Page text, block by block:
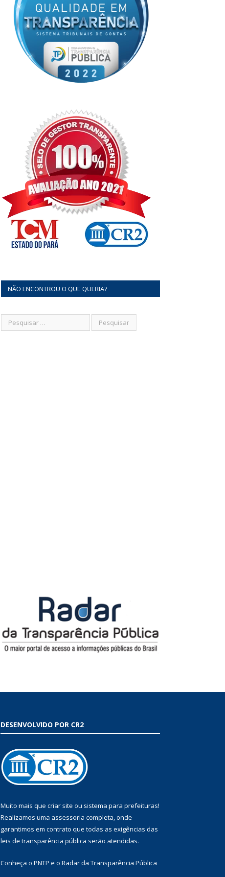
NÃO ENCONTROU O QUE QUERIA?
DESENVOLVIDO POR CR2
Muito mais que criar site ou sistema para prefeituras!
Realizamos uma assessoria completa, onde
garantimos em contrato que todas as exigências das
leis de transparência pública serão atendidas.
Conheça o PNTP e o Radar da Transparência Pública